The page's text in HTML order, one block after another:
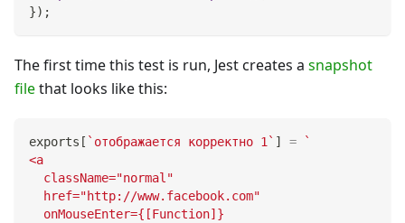
}) ;
The first time this test is run, Jest creates a snapshot
filethat looks like this:
exports [ ` отображается корректно 1 ` ] =
`
<a
  className="normal"
  href="http://www.facebook.com"
  onMouseEnter={[Function]}